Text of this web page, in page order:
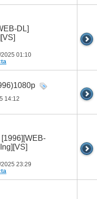
DL]
01:10
14:12
23:29